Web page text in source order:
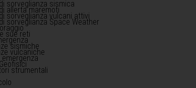
sorveglianza sismica
allerta maremoti
sorveglianza vulcani attivi
sorveglianza Space Weather
sue reti
sismiche
vulcaniche
emergenza
strumentali